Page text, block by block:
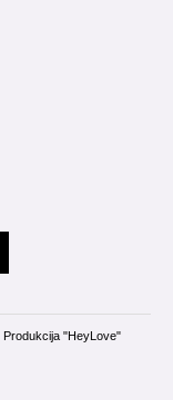
Produkcija "HeyLove"